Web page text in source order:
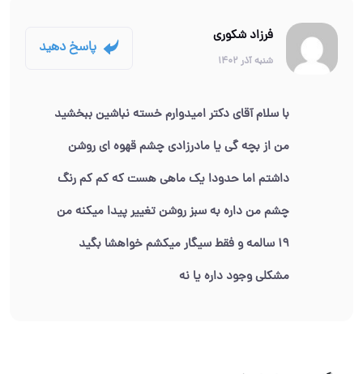
فرزاد شکوری
شنبه آذر 1402
پاسخ دهید
با سلام آقای دکتر امیدوارم خسته‌ نباشین ببخشید
من از بچه گی یا مادرزادی چشم قهوه ای روشن
داشتم اما حدودا یک ماهی هست که کم کم رنگ
چشم من داره به سبز روشن تغییر پیدا میکنه من
۱۹ سالمه و فقط سیگار میکشم خواهشا بگید
مشکلی وجود داره یا نه